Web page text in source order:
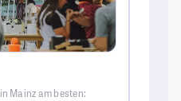
Mainz am besten: